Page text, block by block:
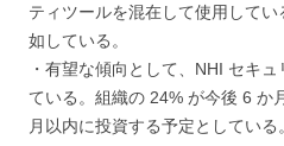
ティツールを混在して使用して
如している。
・有望な傾向として、NHI セキ
ている。組織の 24% が今後 6 か
月以内に投資する予定としている。